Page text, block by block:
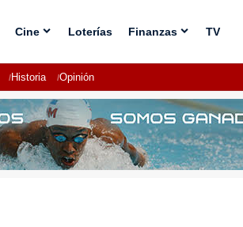
Cine Loterías Finanzas TV
Historia Opinión